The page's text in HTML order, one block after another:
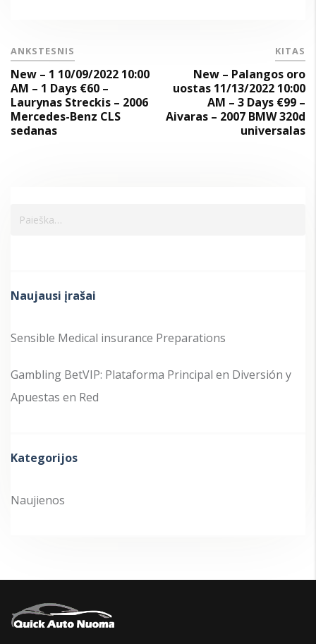
ANKSTESNIS
New – 1 10/09/2022 10:00
AM – 1 Days €60 –
Laurynas Streckis – 2006
Mercedes-Benz CLS
sedanas
KITAS
New – Palangos oro
uostas 11/13/2022 10:00
AM – 3 Days €99 –
Aivaras – 2007 BMW 320d
universalas
Naujausi įrašai
Sensible Medical insurance Preparations
Gambling BetVIP: Plataforma Principal en Diversión y
Apuestas en Red
Kategorijos
Naujienos